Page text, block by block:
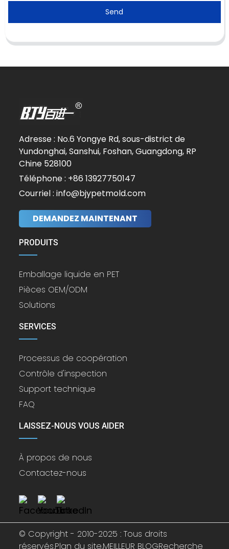
Send
Adresse : No.6 Yongye Rd, sous-district de
Yundonghai, Sanshui, Foshan, Guangdong, RP
Chine 528100
Téléphone : +86 13927750147
Courriel : info@bjypetmold.com
DEMANDEZ MAINTENANT
PRODUITS
Emballage liquide en PET
Pièces OEM/ODM
Solutions
SERVICES
Processus de coopération
Contrôle d'inspection
Support technique
FAQ
LAISSEZ-NOUS VOUS AIDER
À propos de nous
Contactez-nous
© Copyright - 2010-2025 : Tous droits
réservés.Plan du site,MEILLEUR BLOGRecherche